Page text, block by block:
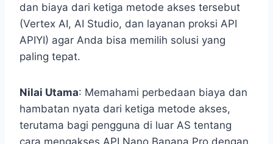
dan biaya dari ketiga metode akses tersebut
(Vertex AI, AI Studio, dan layanan proksi API
APIYI) agar Anda bisa memilih solusi yang
paling tepat.
Nilai Utama: Memahami perbedaan biaya dan
hambatan nyata dari ketiga metode akses,
terutama bagi pengguna di luar AS tentang